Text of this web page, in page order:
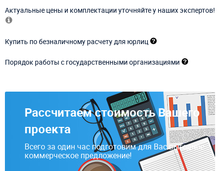
Актуальные цены и комплектации уточняйте у наших экспертов!
Купить по безналичному расчету для юрлиц
Порядок работы с государственными организациями
Рассчитаем стоимость Вашего
проекта
Всего за один час подготовим для Вас выгодное
коммерческое предложение!